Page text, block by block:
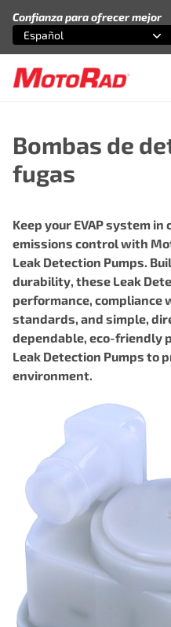
Confianza para ofrecer mejor
Selecciona una opción
Español
Selecciona una opción
Bombas de
fugas
Keep your EVAP system
emissions control with
Leak Detection Pumps.
durability, these Leak
performance, compliance
standards, and simple,
dependable, eco-friendly
Leak Detection Pumps to
environment.